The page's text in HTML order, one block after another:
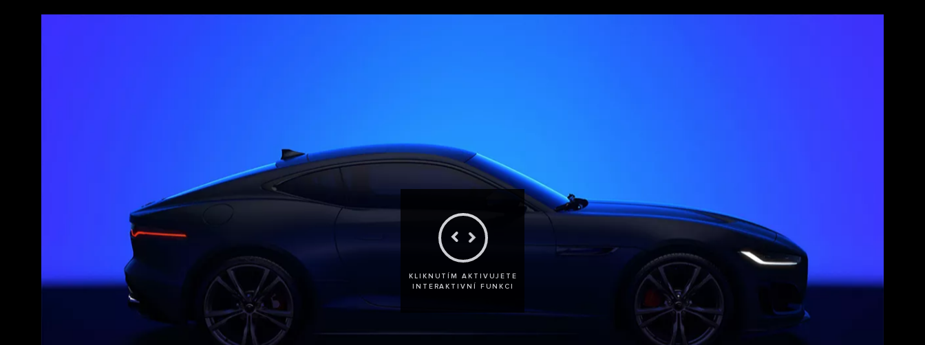
KLIKNUTÍM AKTIVUJETE
INTERAKTIVNÍ FUNKCI